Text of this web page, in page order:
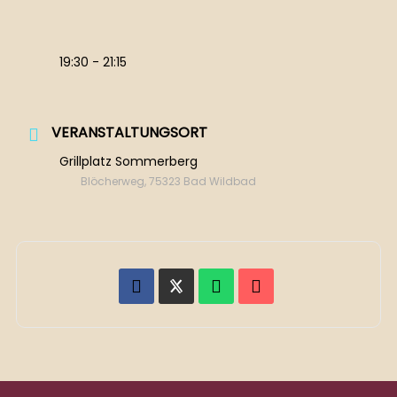
19:30 - 21:15
VERANSTALTUNGSORT
Grillplatz Sommerberg
Blöcherweg, 75323 Bad Wildbad